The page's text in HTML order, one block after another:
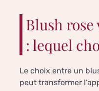
Blush
: lequel
Le choix entre un
peut transformer